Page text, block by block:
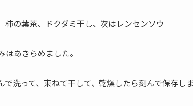
柿の葉茶、ドクダミ干し、次はレンセンソウ
はあきらめました。
で洗って、束ねて干して、乾燥したら刻んで保存しま